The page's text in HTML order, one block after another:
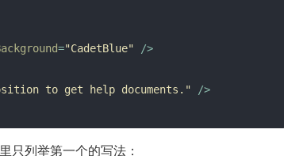
="CadetBlue" />
to get help documents." />
只列举第一个的写法：